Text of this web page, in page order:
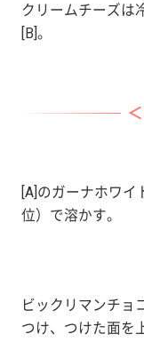
クリームチーズは
[B]。
[A]のガーナホワ
位）で溶かす。
ビックリマンチョ
つけ、つけた面を